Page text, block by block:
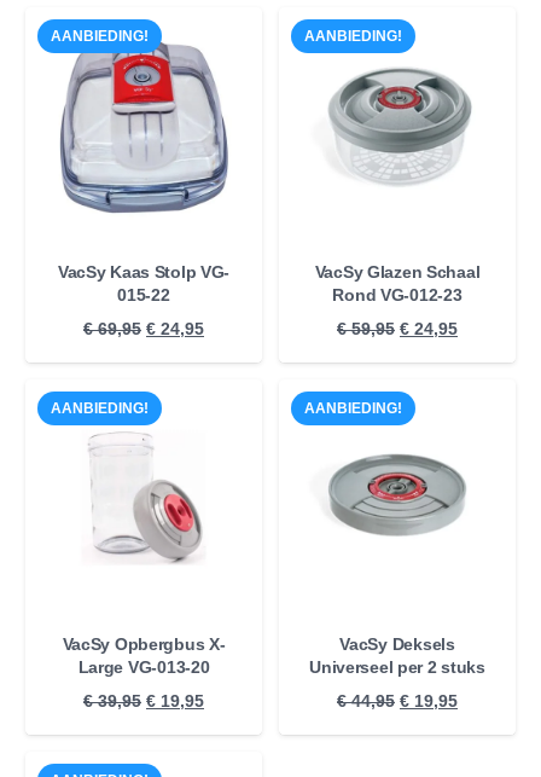
was:
€ 99,95.€ 34,95.
€ 59,95.
AANBIEDING!
VacSy Kaas Stolp VG-
015-22
€69,95 Oorspronkelijke
prijs
was:
€ 69,95.
€ 24,95Huidige
prijs
AANBIEDING!
VacSy Glazen Schaal
Rond VG-012-23
€59,95 Oorspronkelijke
prijs
was:
€ 59,95.
€ 24,95Huidige
prijs
AANBIEDING!
VacSy Opbergbus X-
Large VG-013-20
€39,95 Oorspronkelijke
prijs
was:
€ 19,95Huidige
prijs
AANBIEDING!
VacSy Deksels
Universeel per 2 stuks
€44,95 Oorspronkelijke
prijs
€ 19,95Huidige
prijs